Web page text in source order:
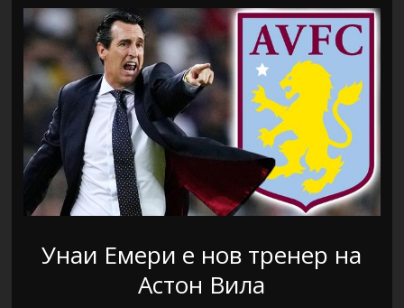
Унаи Емери е нов тренер на
Астон Вила